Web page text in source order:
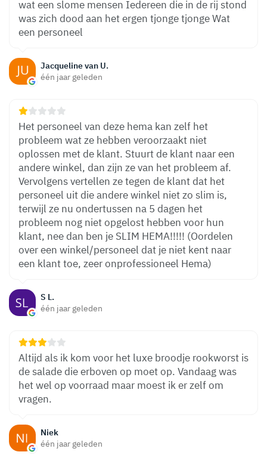
Jacqueline van U.
één jaar geleden
wat een slome mensen Iedereen die in de rij stond
was zich dood aan het ergen tjonge tjonge Wat
een personeel
S L.
één jaar geleden
Het personeel van deze hema kan zelf het
probleem wat ze hebben veroorzaakt niet
oplossen met de klant. Stuurt de klant naar een
andere winkel, dan zijn ze van het probleem af.
Vervolgens vertellen ze tegen de klant dat het
personeel uit die andere winkel niet zo slim is,
terwijl ze nu ondertussen na 5 dagen het
probleem nog niet opgelost hebben voor hun
klant, nee dan ben je SLIM HEMA!!!!! (Oordelen
over een winkel/personeel dat je niet kent naar
een klant toe, zeer onprofessioneel Hema)
Niek
één jaar geleden
Altijd als ik kom voor het luxe broodje rookworst is
de salade die erboven op moet op. Vandaag was
het wel op voorraad maar moest ik er zelf om
vragen.